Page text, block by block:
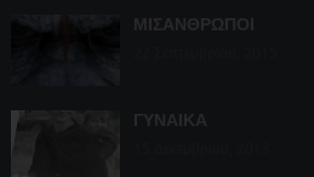
ΜΙΣΑΝΘΡΩΠΟΙ
ΓΥΝΑΙΚΑ